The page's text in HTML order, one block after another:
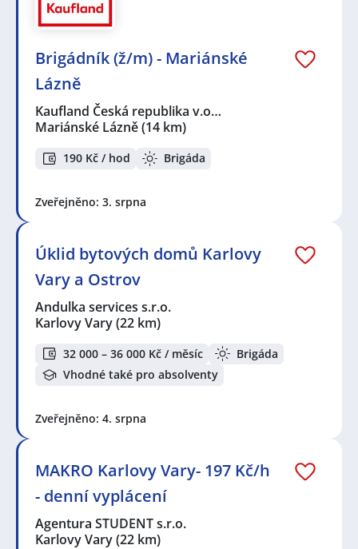
Seznam zobrazených firem s inzercí dle nastavené
filtrace:
republika v.o.s., Andulka services s.r.o.,
Agentura
STUDENT s.r.o., EUROPA Union Service a.s.
QuickPost
s.r.o.,TOP Control s.r.o.
společnost, s.r.o. McDonald`s ČR spol. s r.o.
BUSTAN s.r.o.,Správná databáze s.r.o.
Special s.r.o.,Ondřej Porubský
Seznam lokalit v zobrazených inzerátech:
Sokolov,Tachov ,Cheb
Brigádník (ž/m) - Mariánské
Lázně
Kaufland Česká republika v.o…
Mariánské Lázně(14 km)
190 Kč / hod Brigáda
Zveřejněno: 3. srpna
Úklid bytových domů Karlovy
Vary a Ostrov
Andulka services s.r.o.
Karlovy Vary(22 km)
32 000 – 36 000 Kč / měsíc
Brigáda
Vhodné také pro absolventy
Zveřejněno: 4. srpna
MAKRO Karlovy Vary- 197 Kč/h
- denní vyplácení
Agentura STUDENT s.r.o.
Karlovy Vary(22 km)